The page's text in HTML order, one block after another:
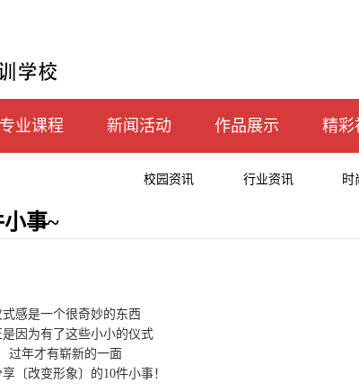
专业课程 新闻活动 作品展示 精彩
校园资讯 行业资讯 时
事~
式感是一个很奇妙的东西
是因为有了这些小小的仪式
过年才有崭新的一面
〔改变形象〕的10件小事！